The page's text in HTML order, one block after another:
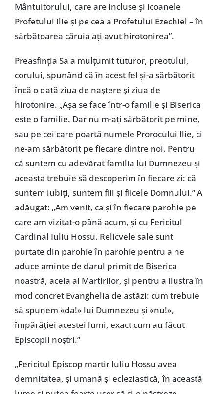
Mântuitorului, care are incluse și icoanele
Profetului Ilie și pe cea a Profetului Ezechiel – în
sărbătoarea căruia ați avut hirotonirea”.
Preasfinția Sa a mulțumit tuturor, preotului,
corului, spunând că în acest fel și-a sărbătorit
încă o dată ziua de naștere și ziua de
hirotonire. „Așa se face într-o familie și Biserica
este o familie. Dar nu m-ați sărbătorit pe mine,
sau pe cei care poartă numele Prorocului Ilie, ci
ne-am sărbătorit pe fiecare dintre noi. Pentru
că suntem cu adevărat familia lui Dumnezeu și
aceasta trebuie să descoperim în fiecare zi: că
suntem iubiți, suntem fiii și fiicele Domnului.” A
adăugat: „Am venit, ca și în fiecare parohie pe
care am vizitat-o până acum, și cu Fericitul
Cardinal Iuliu Hossu. Relicvele sale sunt
purtate din parohie în parohie pentru a ne
aduce aminte de darul primit de Biserica
noastră, acela al Martirilor, și pentru a ilustra în
mod concret Evanghelia de astăzi: cum trebuie
să spunem «da!» lui Dumnezeu și «nu!»,
împărăției acestei lumi, exact cum au făcut
Episcopii noștri.”
„Fericitul Episcop martir Iuliu Hossu avea
demnitatea, și umană și ecleziastică, în această